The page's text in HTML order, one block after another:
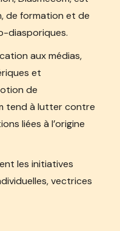
de formation et de
diasporiques.
aux médias,
et
de
tend à lutter contre
liées à l’origine
les initiatives
vectrices